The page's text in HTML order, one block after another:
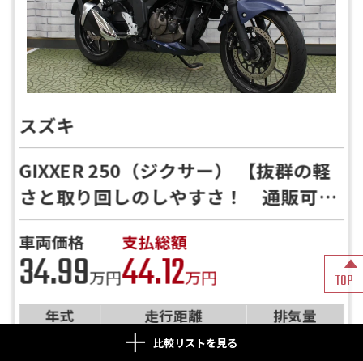
比較リストを見る
スズキ
GIXXER 250（ジクサー） 【抜群の軽
さと取り回しのしやすさ！ 通販可
能！！】
車両価格
34.99万円
支払総額
44.12万円
年式 走行距離 排気量
9,481km
TOP